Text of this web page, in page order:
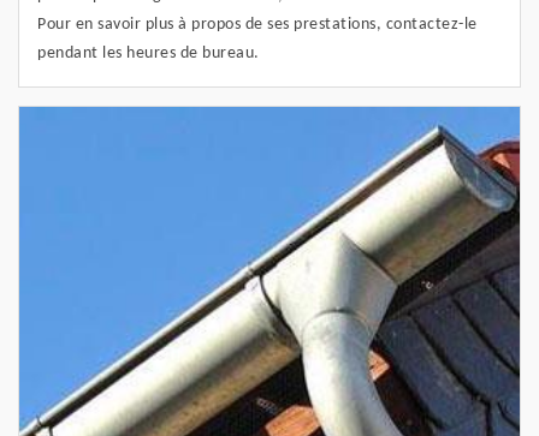
Pour en savoir plus à propos de ses prestations, contactez-le
pendant les heures de bureau.